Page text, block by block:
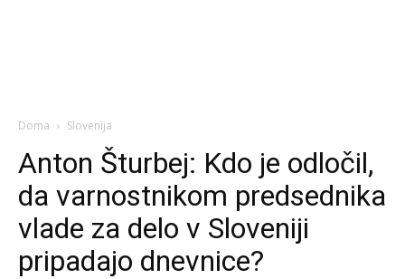
Doma Slovenija
Anton Šturbej: Kdo je odločil,
da varnostnikom predsednika
vlade za delo v Sloveniji
pripadajo dnevnice?